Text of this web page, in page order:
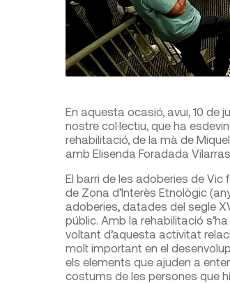
En aquesta ocasió, avui, 10 de
nostre col·lectiu, que ha
rehabilitació, de la mà de
amb Elisenda Foradada
El barri de les adoberies de Vic
de Zona d’Interès Etnològic
adoberies, datades del segle
públic. Amb la rehabilitació
voltant d’aquesta activitat
molt important en el
els elements que ajuden a
costums de les persones que